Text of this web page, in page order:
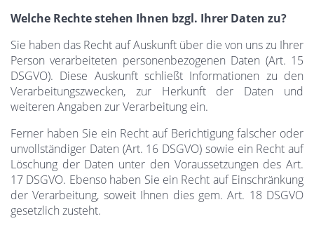
Welche Rechte stehen Ihnen bzgl. Ihrer Daten zu?
Sie haben das Recht auf Auskunft über die von uns zu Ihrer
Person verarbeiteten personenbezogenen Daten (Art. 15
DSGVO). Diese Auskunft schließt Informationen zu den
Verarbeitungszwecken, zur Herkunft der Daten und
weiteren Angaben zur Verarbeitung ein.
Ferner haben Sie ein Recht auf Berichtigung falscher oder
unvollständiger Daten (Art. 16 DSGVO) sowie ein Recht auf
Löschung der Daten unter den Voraussetzungen des Art.
17 DSGVO. Ebenso haben Sie ein Recht auf Einschränkung
der Verarbeitung, soweit Ihnen dies gem. Art. 18 DSGVO
gesetzlich zusteht.